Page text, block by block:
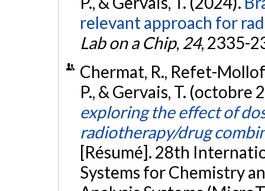
relevant approach for
Lab on a Chip, 24, 2335-
Chermat, R., Refet-
P., & Gervais, T. (octobre
exploring the effect of
radiotherapy/drug
[Résumé]. 28th
Systems for Chemistry